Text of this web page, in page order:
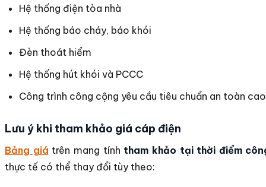
Hệ thống điện tòa nhà
Hệ thống báo cháy, báo khói
Đèn thoát hiểm
Hệ thống hút khói và PCCC
Công trình công cộng yêu cầu tiêu chuẩn an toàn cao
Lưu ý khi tham khảo giá cáp điện
Bảng giá trên mang tính tham khảo tại thời điểm
thực tế có thể thay đổi tùy theo: